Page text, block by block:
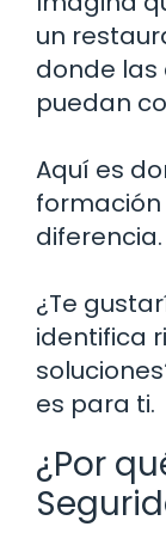
un
donde las
puedan
Aquí es
diferencia.
¿Te
identifica
es para ti.
¿Por